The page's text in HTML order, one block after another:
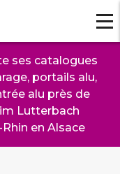
ses catalogues
portails alu,
alu près de
Lutterbach
en Alsace